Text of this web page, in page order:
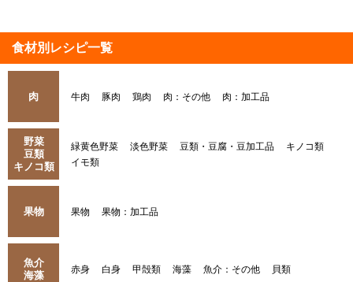
食材別レシピ一覧
肉 牛肉 豚肉 鶏肉 肉：その他 肉：加工品
野菜
豆類
キノコ類
緑黄色野菜 淡色野菜 豆類・豆腐・豆加工品
キノコ類
イモ類
果物 果物 果物：加工品
魚介
海藻
赤身 白身 甲殻類 海藻 魚介：その他 貝類